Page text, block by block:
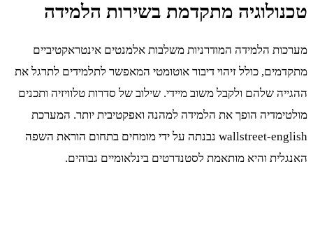
טכנולוגיה מתקדמת בשירות הלמידה
מערכות הלמידה המודרניות משלבות אלמנטים אינטראקטיביים
מתקדמים, כולל זיהוי דיבור אוטומטי המאפשר לתלמידים לתרגל את
ההגייה שלהם ולקבל משוב מיידי. שילוב של סדרות טלוויזיה ותכנים
מולטימדיה הופך את הלמידה למהנה ואפקטיבית יותר. המערכת
wallstreet-english נבנתה על ידי מומחים בתחום הוראת השפה
האנגלית והיא מותאמת לסטנדרטים בינלאומיים גבוהים.